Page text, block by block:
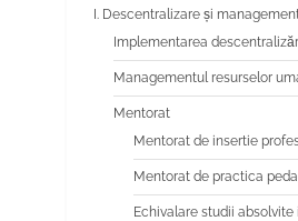
I. Descentralizare și
Implementarea
Managementul resurselor
Mentorat
Mentorat de insertie
Mentorat de practica
Echivalare studii